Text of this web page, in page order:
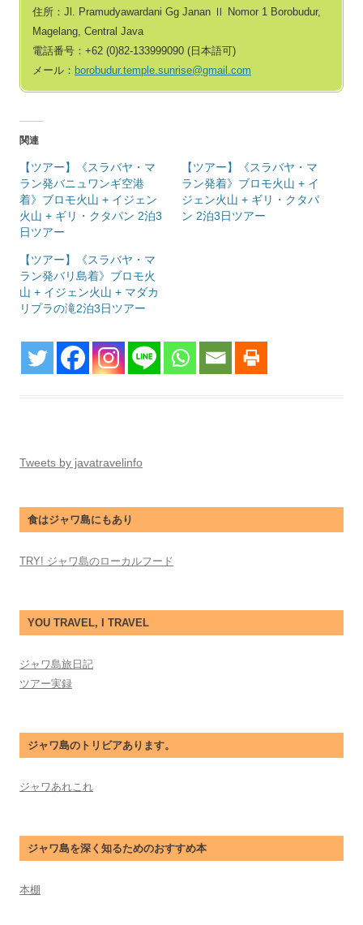
住所：Jl. Pramudyawardani Gg Janan Ⅱ Nomor 1 Borobudur,
Magelang, Central Java
電話番号：+62 (0)82‐133999090 (日本語可)
メール： borobudur.temple.sunrise@gmail.com
関連
【ツアー】《スラバヤ・マ
ラン発バニュワンギ空港
着》ブロモ火山 + イジェン
火山 + ギリ・クタパン 2泊3
日ツアー
【ツアー】《スラバヤ・マ
ラン発着》ブロモ火山 + イ
ジェン火山 + ギリ・クタパ
ン 2泊3日ツアー
【ツアー】《スラバヤ・マ
ラン発バリ島着》ブロモ火
山 + イジェン火山 + マダカ
リプラの滝2泊3日ツアー
Tweets by javatravelinfo
食はジャワ島にもあり
TRY! ジャワ島のローカルフード
YOU TRAVEL, I TRAVEL
ジャワ島旅日記
ツアー実録
ジャワ島のトリビアあります。
ジャワあれこれ
ジャワ島を深く知るためのおすすめ本
本棚